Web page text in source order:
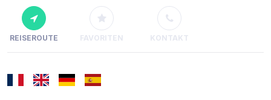
REISEROUTE FAVORITEN KONTAKT